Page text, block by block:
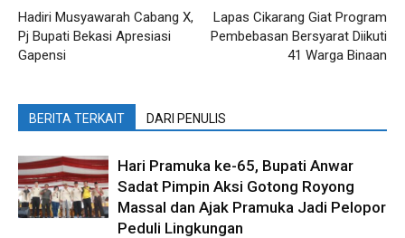
Hadiri Musyawarah Cabang X,
Pj Bupati Bekasi Apresiasi
Gapensi
Lapas Cikarang Giat Program
Pembebasan Bersyarat Diikuti
41 Warga Binaan
BERITA TERKAIT DARI PENULIS
Hari Pramuka ke-65, Bupati Anwar
Sadat Pimpin Aksi Gotong Royong
Massal dan Ajak Pramuka Jadi Pelopor
Peduli Lingkungan